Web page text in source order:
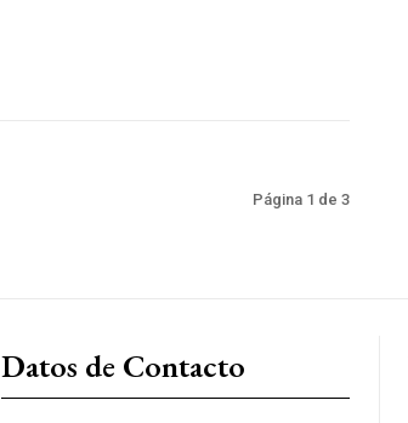
Página 1 de 3
Datos de Contacto